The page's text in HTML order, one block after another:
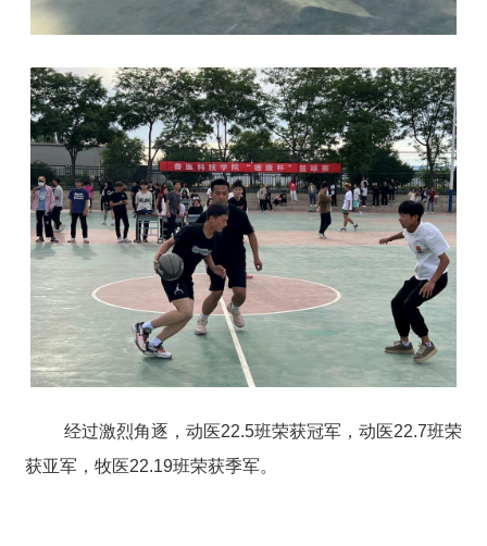
经过激烈角逐，动医22.5班荣获冠军，动医22.7班荣
获亚军，牧医22.19班荣获季军。